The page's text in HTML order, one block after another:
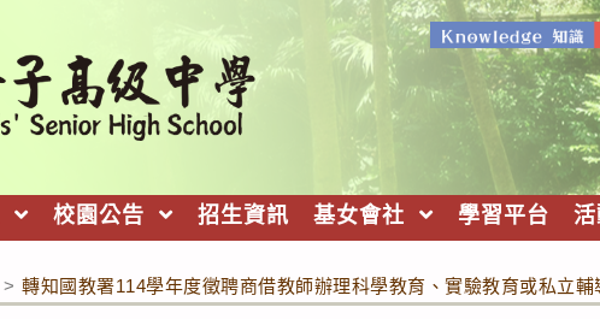
校園公告 招生資訊 基女會社 學習平台
> 轉知國教署114學年度徵聘商借教師辦理科學教育、實驗教育或私立